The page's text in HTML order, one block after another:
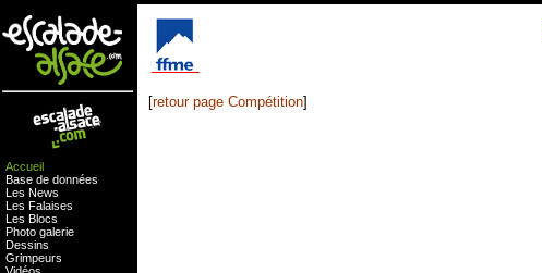
Accueil
Base de données
Les News
Les Falaises
Les Blocs
Photo galerie
Dessins
Grimpeurs
Vidéos
[retour page Compétition]